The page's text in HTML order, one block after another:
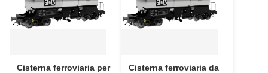
Cisterna ferroviaria per
Cisterna ferroviaria da